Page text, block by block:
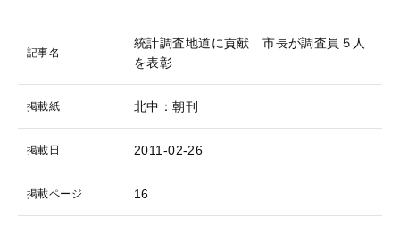
記事名
統計調査地道に貢献 市長が調査員５人
を表彰
掲載紙 北中：朝刊
掲載日 2011-02-26
掲載ページ 16